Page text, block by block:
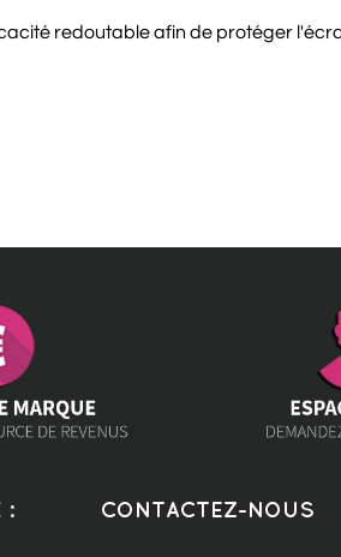
redoutable afin de protéger
: CONTACTEZ-NOUS